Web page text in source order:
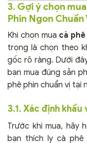
3. Gợi ý chọn
Phin Ngon Chuẩn
Khi chọn mua cà
trọng là chọn theo
gốc rõ ràng. Dưới
bạn mua đúng sản
phê phin chuẩn vị tại
3.1. Xác định
Trước khi mua, hãy
bạn thích ly cà phê